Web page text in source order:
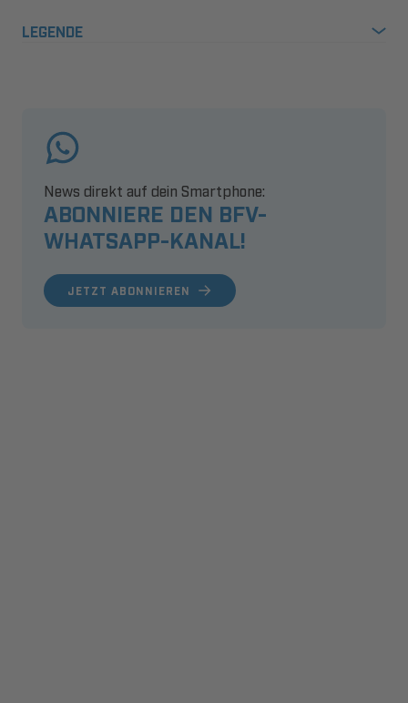
LEGENDE
ABONNIERE DEN BFV-
WHATSAPP-KANAL!
News direkt auf dein Smartphone:
JETZT ABONNIEREN